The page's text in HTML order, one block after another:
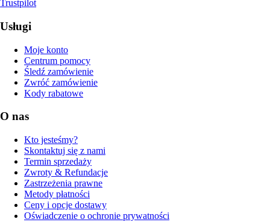
Trustpilot
Usługi
Moje konto
Centrum pomocy
Śledź zamówienie
Zwróć zamówienie
Kody rabatowe
O nas
Kto jesteśmy?
Skontaktuj się z nami
Termin sprzedaży
Zwroty & Refundacje
Zastrzeżenia prawne
Metody płatności
Ceny i opcje dostawy
Oświadczenie o ochronie prywatności